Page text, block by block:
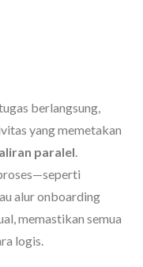
berlangsung,
yang memetakan
paralel
alur onboarding
memastikan semua
logis.